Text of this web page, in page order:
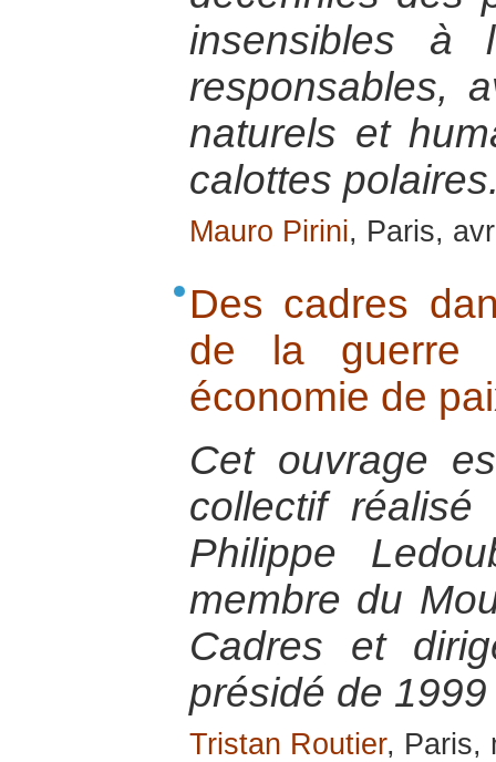
insensibles à
responsables,
naturels et
calottes
Mauro Pirini, Paris,
Des cadres
de la guerre
économie de
Cet ouvrage
collectif
Philippe
membre du
Cadres et
présidé de
Tristan Routier, Paris,